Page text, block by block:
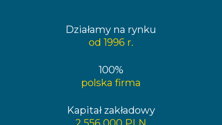
Działamy na rynku
od 1996 r.
100%
polska firma
Kapitał zakładowy